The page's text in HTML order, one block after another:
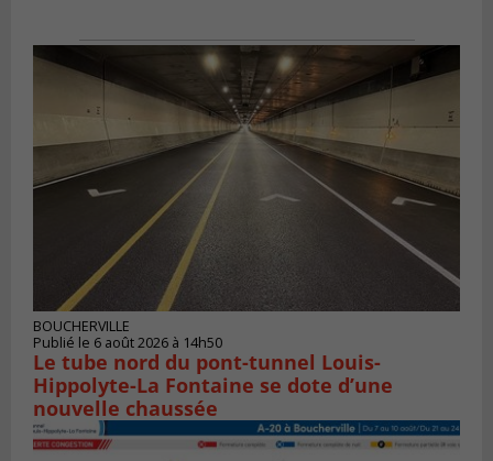
BOUCHERVILLE
Publié le 6 août 2026 à 14h50
Le tube nord du pont-tunnel Louis-
Hippolyte-La Fontaine se dote d’une
nouvelle chaussée